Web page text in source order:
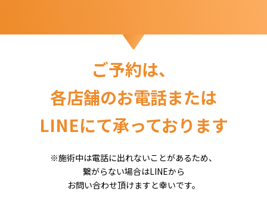
ご予約は、
各店舗のお電話または
LINEにて承っております
※施術中は電話に出れないことがあるため、
繋がらない場合はLINEから
お問い合わせ頂けますと幸いです。